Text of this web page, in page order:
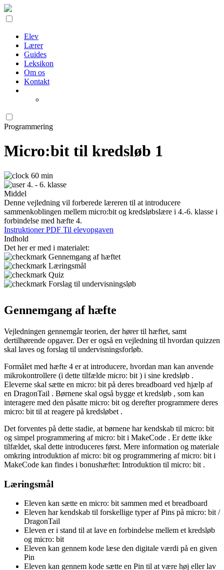
Elev
Lærer
Guides
Leksikon
Om os
Kontakt
Programmering
Micro:bit til kredsløb 1
60 min
4. - 6. klasse
Middel
Denne vejledning vil forberede læreren til at introducere
sammenkoblingen mellem micro:bit og kredsløbslære i 4.-6. klasse i
forbindelse med hæfte 4.
Instruktioner PDF Til elevopgaven
Indhold
Det her er med i materialet:
Gennemgang af hæftet
Læringsmål
Quiz
Forslag til undervisningsløb
Gennemgang af hæfte
Vejledningen gennemgår teorien, der hører til hæftet, samt
dertilhørende opgaver. Der er også en vejledning til hvordan quizzen
skal laves og forslag til undervisningsforløb.
Formålet med hæfte 4 er at introducere, hvordan man kan anvende
mikrokontrollere (i dette tilfælde micro: bit ) i sine kredsløb .
Eleverne skal sætte en micro: bit på deres breadboard ved hjælp af
en DragonTail . Børnene skal også bygge et kredsløb , som kan
interagere med den påsatte micro: bit og derefterprogrammere deres
micro: bit til at reagere på kredsløbet .
Det forventes på dette stadie, at børnene har kendskab til micro: bit
og simpel programmering af micro: bit i MakeCode . Er dette ikke
tilfældet, skal dette introduceres først. Mere information og materiale
omkring introduktion af micro: bit og programmering af micro: bit i
MakeCode kan findes i bonushæftet: Introduktion til micro: bit .
Læringsmål
Eleven kan sætte en micro: bit sammen med et breadboard
Eleven har kendskab til forskellige typer afPins på micro: bit /
DragonTail
Eleven er i stand til at lave en forbindelse mellem et kredsløb
og micro: bit
Eleven kan gennem kode læse den digitale værdi på en given
Pin
Eleven kan gennem kode sætte en Pin til at være høj eller lav